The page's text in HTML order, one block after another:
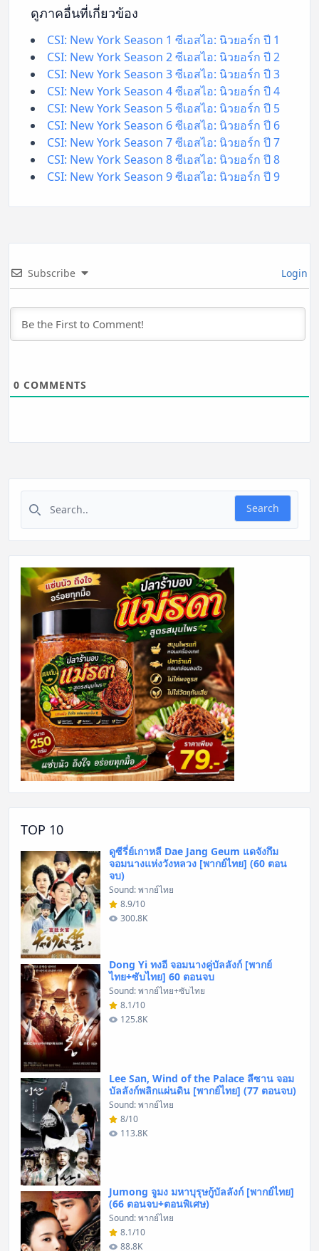
ดูภาคอื่นที่เกี่ยวข้อง
CSI: New York Season 1 ซีเอสไอ: นิวยอร์ก ปี 1
CSI: New York Season 2 ซีเอสไอ: นิวยอร์ก ปี 2
CSI: New York Season 3 ซีเอสไอ: นิวยอร์ก ปี 3
CSI: New York Season 4 ซีเอสไอ: นิวยอร์ก ปี 4
CSI: New York Season 5 ซีเอสไอ: นิวยอร์ก ปี 5
CSI: New York Season 6 ซีเอสไอ: นิวยอร์ก ปี 6
CSI: New York Season 7 ซีเอสไอ: นิวยอร์ก ปี 7
CSI: New York Season 8 ซีเอสไอ: นิวยอร์ก ปี 8
CSI: New York Season 9 ซีเอสไอ: นิวยอร์ก ปี 9
Subscribe Login
0 COMMENTS
Search for:
Search
TOP 10
ดูซีรี่ย์เกาหลี Dae Jang Geum แดจังกึม
จอมนางแห่งวังหลวง [พากย์ไทย] (60 ตอน
จบ)
Sound: พากย์ไทย
8.9/10
300.8K
Dong Yi ทงอี จอมนางคู่บัลลังก์ [พากย์
ไทย+ซับไทย] 60 ตอนจบ
Sound: พากย์ไทย+ซับไทย
8.1/10
125.8K
Lee San, Wind of the Palace ลีซาน จอม
บัลลังก์พลิกแผ่นดิน [พากย์ไทย] (77 ตอนจบ)
Sound: พากย์ไทย
8/10
113.8K
Jumong จูมง มหาบุรุษกู้บัลลังก์ [พากย์ไทย]
(66 ตอนจบ+ตอนพิเศษ)
Sound: พากย์ไทย
8.1/10
88.8K